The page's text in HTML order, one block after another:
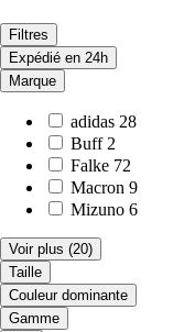
Filtres
Expédié en 24h
Marque
adidas 28
Buff 2
Falke 72
Macron 9
Mizuno 6
Voir plus (20)
Taille
Couleur dominante
Gamme